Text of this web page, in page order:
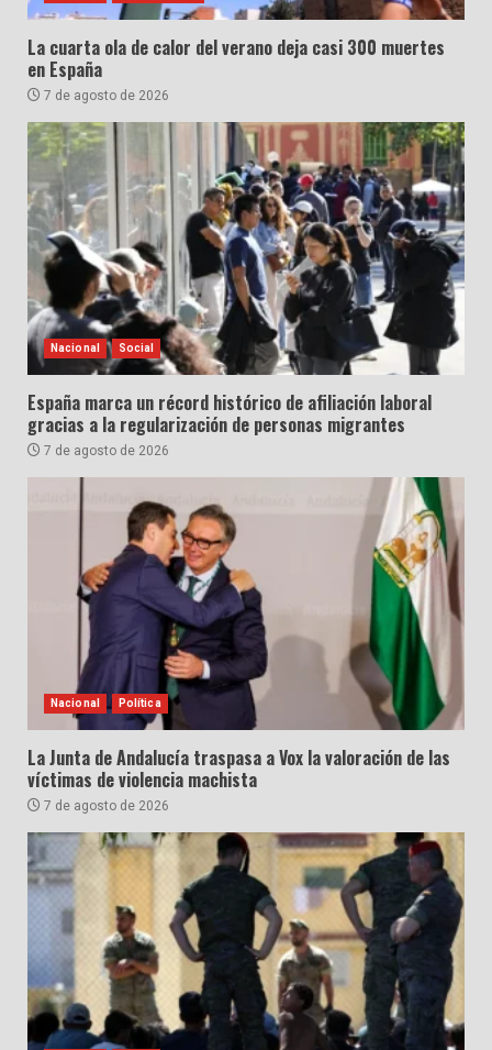
La cuarta ola de calor del verano deja casi 300 muertes
en España
7 de agosto de 2026
Nacional Social
España marca un récord histórico de afiliación laboral
gracias a la regularización de personas migrantes
7 de agosto de 2026
Nacional Política
La Junta de Andalucía traspasa a Vox la valoración de las
víctimas de violencia machista
7 de agosto de 2026